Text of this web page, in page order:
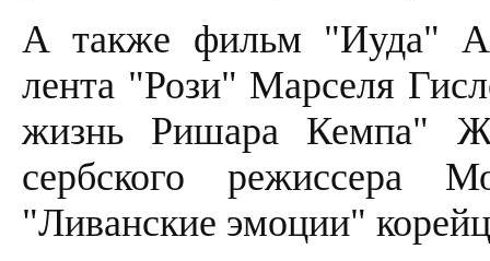
А также фильм "Иуда"
лента "Рози" Марселя
жизнь Ришара Кемпа"
сербского режиссера
"Ливанские эмоции"